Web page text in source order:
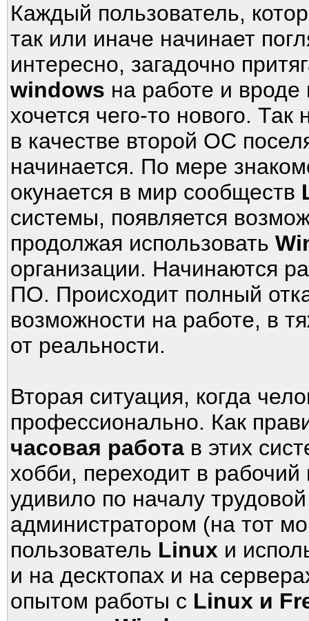
Каждый пользователь,
так или иначе начинает
интересно, загадочно
windows на работе и вроде
хочется чего-то нового.
в качестве второй ОС
начинается. По мере
окунается в мир сообществ
системы, появляется
продолжая использовать
организации. Начинаются
ПО. Происходит полный
возможности на работе, в
от реальности.
Вторая ситуация, когда
профессионально. Как
часовая работа в этих
хобби, переходит в
удивило по началу
администратором (на тот
пользователь Linux и
и на десктопах и на
опытом работы с Linux и